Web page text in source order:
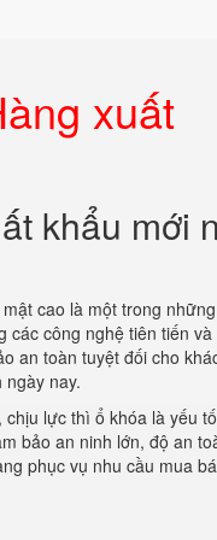
xuất
khẩu mới
cao là một trong
các công nghệ tiên tiến và
an toàn tuyệt đối cho
nay.
lực thì ổ khóa là yếu
bảo an ninh lớn, độ an
phục vụ nhu cầu mua